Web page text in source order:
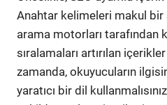
Anahtar kelimeleri makul bir
arama motorları tarafından
sıralamaları artırılan
zamanda, okuyucuların
yaratıcı bir dil